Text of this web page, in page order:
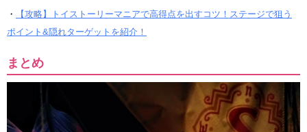
・
【攻略】トイストーリーマニアで高得点を出すコツ！ステージで狙う
ポイント&隠れターゲットを紹介！
まとめ